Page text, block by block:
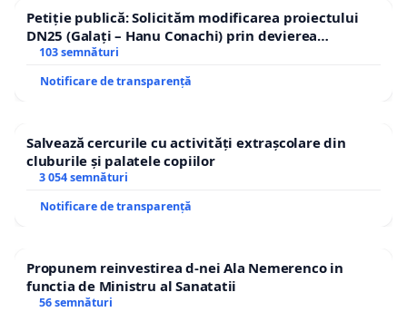
Petiție publică: Solicităm modificarea proiectului
DN25 (Galați – Hanu Conachi) prin devierea
traseului în afara localităților!
103 semnături
Notificare de transparență
Salvează cercurile cu activități extrașcolare din
cluburile și palatele copiilor
3 054 semnături
Notificare de transparență
Propunem reinvestirea d-nei Ala Nemerenco in
functia de Ministru al Sanatatii
56 semnături